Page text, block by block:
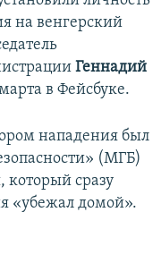
на венгерский
Геннадий
в Фейсбуке.
нападения был
(МГБ)
который сразу
«убежал домой».